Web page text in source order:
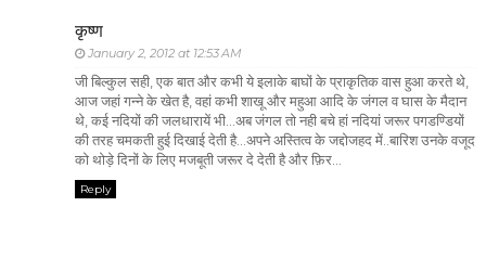
कृष्ण
January 2, 2012 at 12:53 AM
जी बिल्कुल सही, एक बात और कभी ये इलाके बाघों के प्राकृतिक वास हुआ करते थे,
आज जहां गन्ने के खेत है, वहां कभी शाखू और महुआ आदि के जंगल व घास के मैदान
थे, कई नदियों की जलधारायें भी...अब जंगल तो नही बचे हां नदियां जरूर पगडण्डियों
की तरह चमकती हुई दिखाई देती है...अपने अस्तित्व के जद्दोजहद में..बारिश उनके वजूद
को थोड़े दिनों के लिए मजबूती जरूर दे देती है और फ़िर...
Reply